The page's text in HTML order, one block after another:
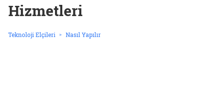
Hizmetleri
Teknoloji Elçileri Nasıl Yapılır